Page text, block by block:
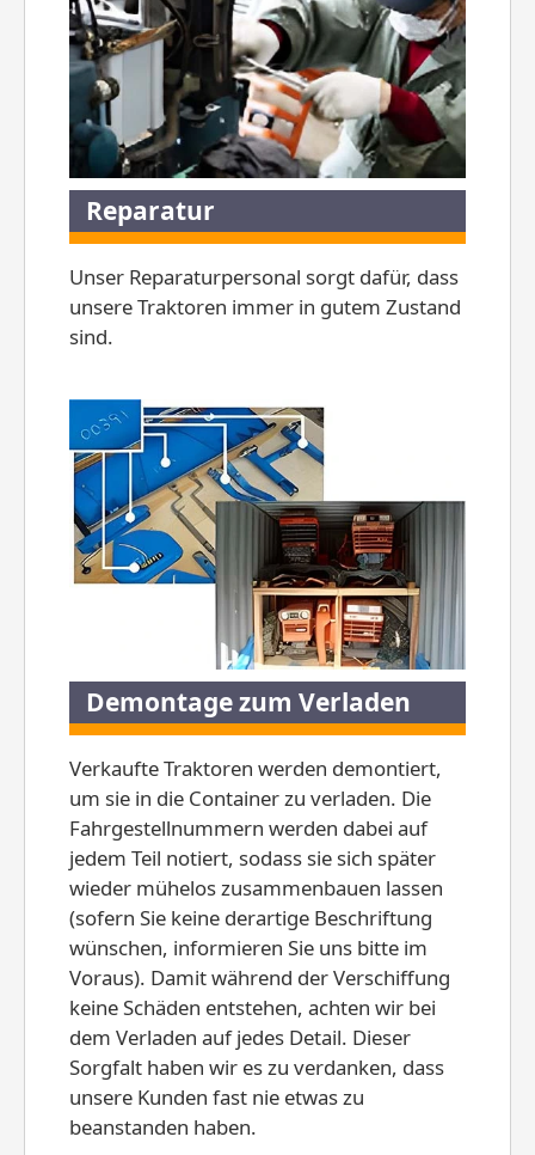
Reparatur
Unser Reparaturpersonal sorgt dafür, dass
unsere Traktoren immer in gutem Zustand
sind.
Demontage zum Verladen
Verkaufte Traktoren werden demontiert,
um sie in die Container zu verladen. Die
Fahrgestellnummern werden dabei auf
jedem Teil notiert, sodass sie sich später
wieder mühelos zusammenbauen lassen
(sofern Sie keine derartige Beschriftung
wünschen, informieren Sie uns bitte im
Voraus). Damit während der Verschiffung
keine Schäden entstehen, achten wir bei
dem Verladen auf jedes Detail. Dieser
Sorgfalt haben wir es zu verdanken, dass
unsere Kunden fast nie etwas zu
beanstanden haben.